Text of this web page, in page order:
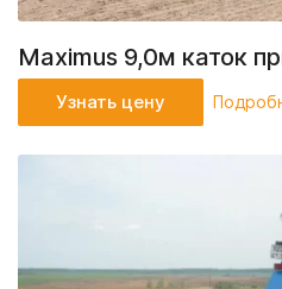
Maximus 9,0м каток
Узнать цену